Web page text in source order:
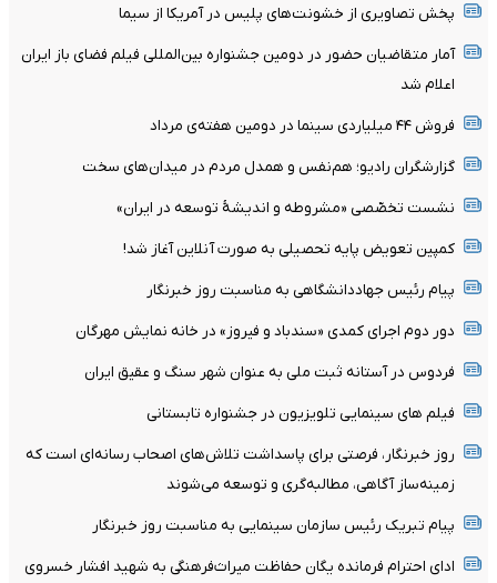
پخش تصاویری از خشونت‌های پلیس در آمریکا از سیما
آمار متقاضیان حضور در دومین جشنواره بین‌المللی فیلم فضای باز ایران
اعلام شد
فروش ۴۴ میلیاردی سینما در دومین هفته‌ی مرداد
گزارشگران رادیو؛ هم‌نفس و همدل مردم در میدان‌های سخت
نشست تخصّصی «مشروطه و اندیشۀ توسعه در ایران»
کمپین تعویض پایه تحصیلی به صورت آنلاین آغاز شد!
پیام رئیس جهاددانشگاهی به مناسبت روز خبرنگار
دور دوم اجرای کمدی «سندباد و فیروز» در خانه نمایش مهرگان
فردوس در آستانه ثبت ملی به عنوان شهر سنگ و عقیق ایران
فیلم های سینمایی تلویزیون در جشنواره تابستانی
روز خبرنگار، فرصتی برای پاسداشت تلاش‌های اصحاب رسانه‌ای است که
زمینه‌ساز آگاهی، مطالبه‌گری و توسعه می‌شوند
پیام تبریک رئیس سازمان سینمایی به مناسبت روز خبرنگار
ادای احترام فرمانده یگان حفاظت میراث‌فرهنگی به شهید افشار خسروی